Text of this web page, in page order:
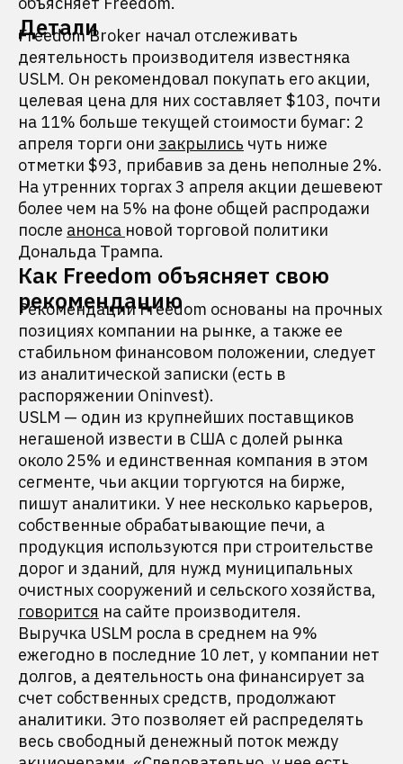
Детали
Freedom Broker начал отслеживать
деятельность производителя известняка
USLM. Он рекомендовал покупать его акции,
целевая цена для них составляет $103, почти
на 11% больше текущей стоимости бумаг: 2
апреля торги они закрылись чуть ниже
отметки $93, прибавив за день неполные 2%.
На утренних торгах 3 апреля акции дешевеют
более чем на 5% на фоне общей распродажи
после анонса новой торговой политики
Дональда Трампа.
Как Freedom объясняет свою
рекомендацию
Рекомендации Freedom основаны на прочных
позициях компании на рынке, а также ее
стабильном финансовом положении, следует
из аналитической записки (есть в
распоряжении Oninvest).
USLM — один из крупнейших поставщиков
негашеной извести в США с долей рынка
около 25% и единственная компания в этом
сегменте, чьи акции торгуются на бирже,
пишут аналитики. У нее несколько карьеров,
собственные обрабатывающие печи, а
продукция используются при строительстве
дорог и зданий, для нужд муниципальных
очистных сооружений и сельского хозяйства,
говорится на сайте производителя.
Выручка USLM росла в среднем на 9%
ежегодно в последние 10 лет, у компании нет
долгов, а деятельность она финансирует за
счет собственных средств, продолжают
аналитики. Это позволяет ей распределять
весь свободный денежный поток между